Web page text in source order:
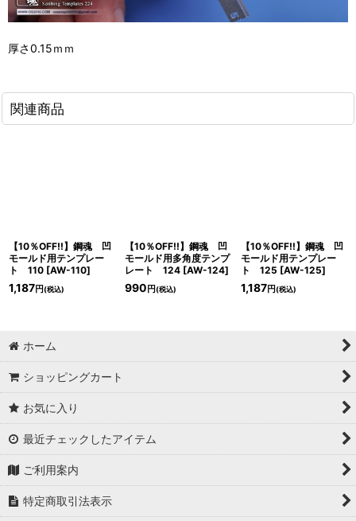
厚さ0.15ｍｍ
関連商品
【10％OFF!!】鋼魂 凹
モールド用テンプレー
ト 110 [AW-110]
1,187円(税込)
【10％OFF!!】鋼魂 凹
モールド用多角度テンプ
レート 124 [AW-124]
990 円(税込)
【10％OFF!!】鋼魂 凹
モールド用テンプレー
ト 125 [AW-125]
1,187円(税込)
ホーム
ショッピングカート
お気に入り
最近チェックしたアイテム
ご利用案内
特定商取引法表示